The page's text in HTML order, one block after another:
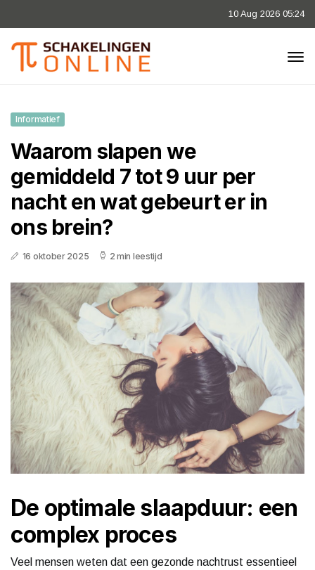
10 Aug 2026 05:24
Informatief
Waarom slapen we
gemiddeld 7 tot 9 uur per
nacht en wat gebeurt er in
ons brein?
16 oktober 2025 2 min leestijd
De optimale slaapduur: een
complex proces
Veel mensen weten dat een gezonde nachtrust essentieel